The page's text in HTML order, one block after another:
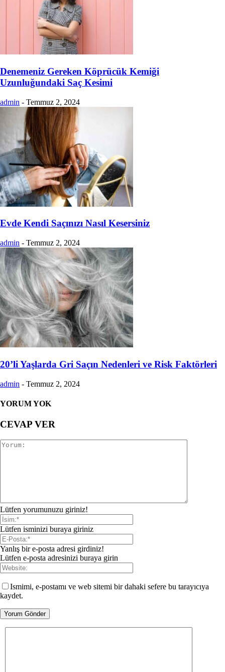
Denemeniz Gereken Köprücük Kemiği
Uzunluğundaki Saç Kesimi
admin - Temmuz 2, 2024
Evde Kendi Saçınızı Nasıl Kesersiniz
admin - Temmuz 2, 2024
20’li Yaşlarda Gri Saçın Nedenleri ve Risk Faktörleri
admin - Temmuz 2, 2024
YORUM YOK
CEVAP VER
Lütfen yorumunuzu giriniz!
Lütfen isminizi buraya giriniz
Yanlış bir e-posta adresi girdiniz!
Lütfen e-posta adresinizi buraya girin
Ismimi, e-postamı ve web sitemi bir dahaki sefere bu tarayıcıya
kaydet.